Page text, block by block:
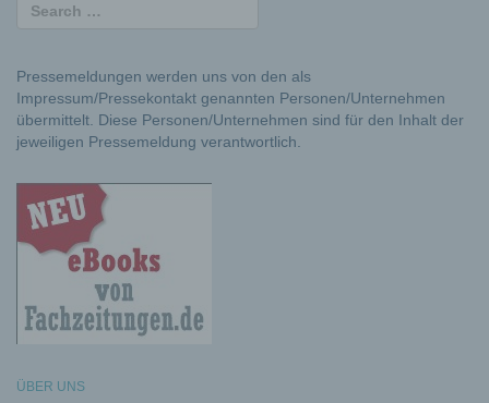
Pressemeldungen werden uns von den als
Impressum/Pressekontakt genannten Personen/Unternehmen
übermittelt. Diese Personen/Unternehmen sind für den Inhalt der
jeweiligen Pressemeldung verantwortlich.
ÜBER UNS